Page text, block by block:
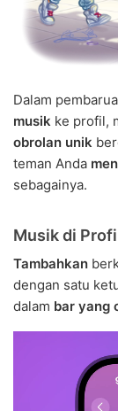
Dalam
musik ke profil,
obrolan unik
teman Anda
sebagainya.
Musik di
Tambahkan
dengan satu
dalam bar yang